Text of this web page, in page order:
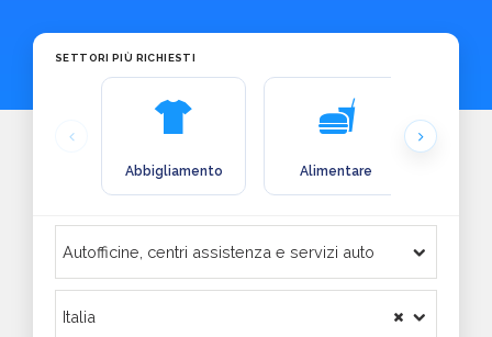
SETTORI PIÙ RICHIESTI
Abbigliamento Alimentare